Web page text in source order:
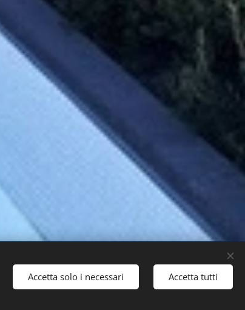
Accetta solo i necessari Accetta tutti